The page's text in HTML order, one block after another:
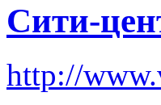
Сити-
http://